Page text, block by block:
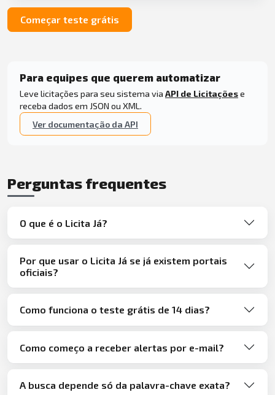
Começar teste grátis
Para equipes que querem automatizar
Leve licitações para seu sistema via API de Licitaçõese
receba dados em JSON ou XML.
Ver documentação da API
Perguntas frequentes
O que é o Licita Já?
Por que usar o Licita Já se já existem portais
oficiais?
Como funciona o teste grátis de 14 dias?
Como começo a receber alertas por e-mail?
A busca depende só da palavra-chave exata?